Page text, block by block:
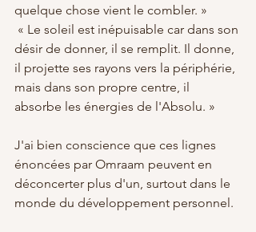
quelque chose vient le combler. »
désir de donner, il se remplit. Il donne,
il projette ses rayons vers la périphérie,
mais dans son propre centre, il
absorbe les énergies de l'Absolu. »
J'ai bien conscience que ces lignes
énoncées par Omraam peuvent en
déconcerter plus d'un, surtout dans le
monde du développement personnel.